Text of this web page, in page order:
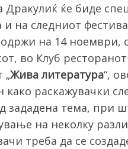
Дракулиќ ќе биде
и на следниот
одржи на 14 ноември,
во Клуб
„Жива литература“,
како раскажувачки
зададена тема, при
на неколку
треба да се